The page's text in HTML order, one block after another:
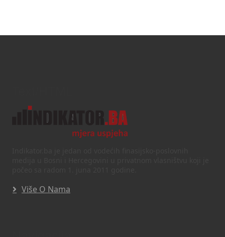
Više O Nama